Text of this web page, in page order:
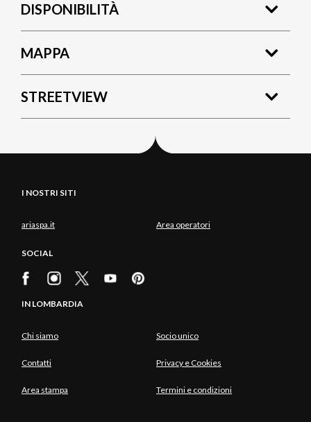
DISPONIBILITÀ
MAPPA
STREETVIEW
I NOSTRI SITI
ariaspa.it Area operatori
SOCIAL
IN LOMBARDIA
Chi siamo Socio unico
Contatti Privacy e Cookies
Area stampa Termini e condizioni